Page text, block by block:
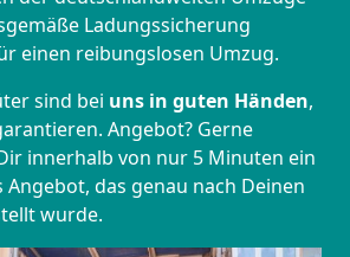
Ladungssicherung
einen reibungslosen Umzug.
sind bei uns in guten Händen,
Angebot? Gerne
innerhalb von nur 5 Minuten ein
das genau nach Deinen
wurde.